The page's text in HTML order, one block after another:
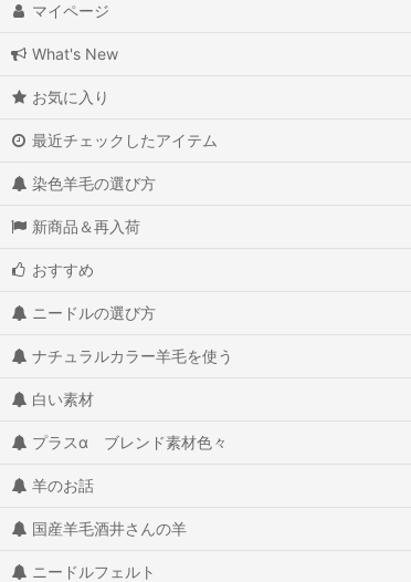
マイページ
What's New
お気に入り
最近チェックしたアイテム
染色羊毛の選び方
新商品＆再入荷
おすすめ
ニードルの選び方
ナチュラルカラー羊毛を使う
白い素材
プラスα ブレンド素材色々
羊のお話
国産羊毛酒井さんの羊
ニードルフェルト